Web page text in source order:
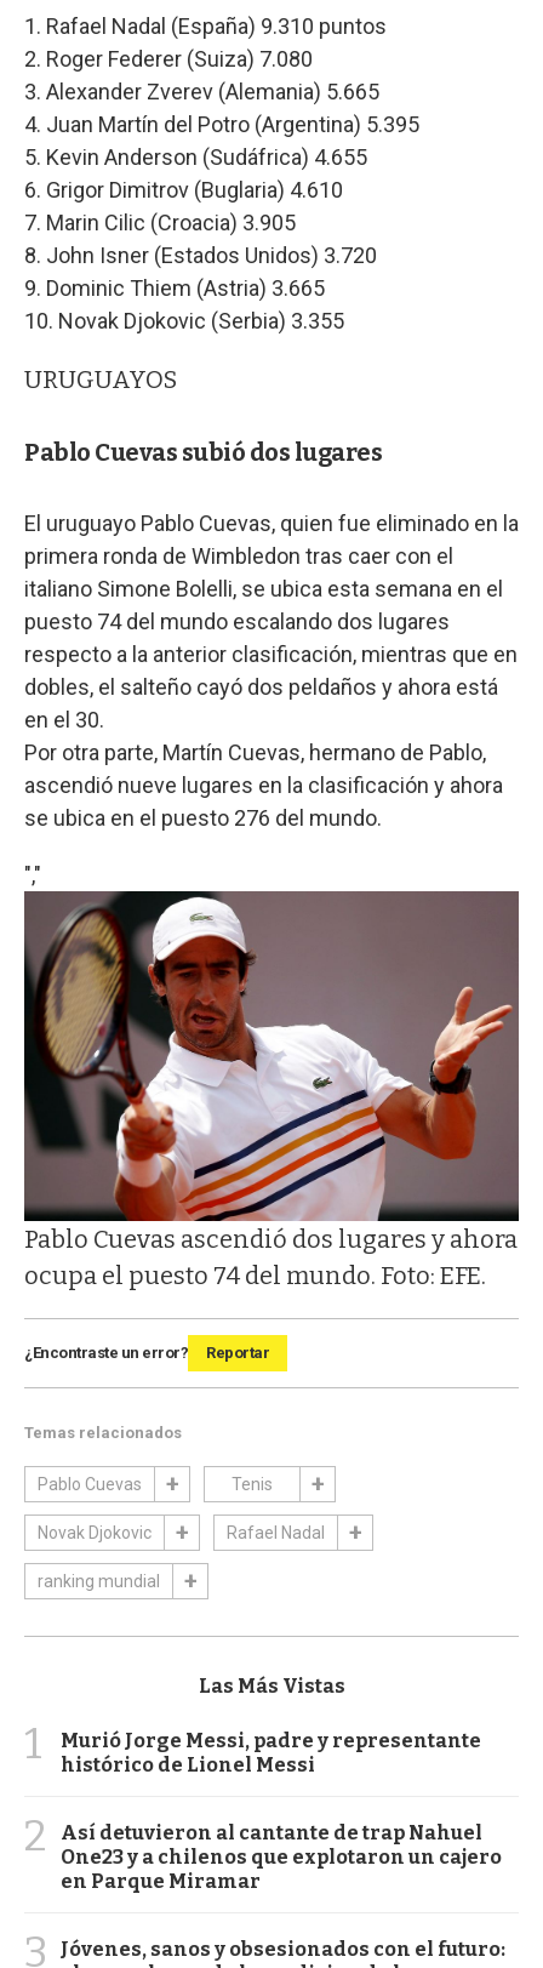
1. Rafael Nadal (España) 9.310 puntos
2. Roger Federer (Suiza) 7.080
3. Alexander Zverev (Alemania) 5.665
4. Juan Martín del Potro (Argentina) 5.395
5. Kevin Anderson (Sudáfrica) 4.655
6. Grigor Dimitrov (Buglaria) 4.610
7. Marin Cilic (Croacia) 3.905
8. John Isner (Estados Unidos) 3.720
9. Dominic Thiem (Astria) 3.665
10. Novak Djokovic (Serbia) 3.355
URUGUAYOS
Pablo Cuevas subió dos lugares
El uruguayo Pablo Cuevas, quien fue eliminado en la
primera ronda de Wimbledon tras caer con el
italiano Simone Bolelli, se ubica esta semana en el
puesto 74 del mundo escalando dos lugares
respecto a la anterior clasificación, mientras que en
dobles, el salteño cayó dos peldaños y ahora está
en el 30.
Por otra parte, Martín Cuevas, hermano de Pablo,
ascendió nueve lugares en la clasificación y ahora
se ubica en el puesto 276 del mundo.
","
Pablo Cuevas ascendió dos lugares y ahora
ocupa el puesto 74 del mundo. Foto: EFE.
¿Encontraste un error? Reportar
Temas relacionados
Pablo Cuevas Tenis
Novak Djokovic Rafael Nadal
ranking mundial
Las Más Vistas
1
Murió Jorge Messi, padre y representante
histórico de Lionel Messi
2
Así detuvieron al cantante de trap Nahuel
One23 y a chilenos que explotaron un cajero
en Parque Miramar
3
Jóvenes, sanos y obsesionados con el futuro: